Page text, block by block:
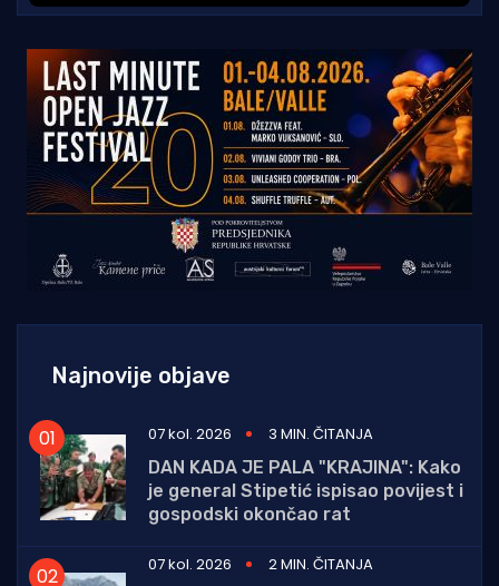
Najnovije objave
07 kol. 2026
3 MIN. ČITANJA
DAN KADA JE PALA "KRAJINA": Kako
je general Stipetić ispisao povijest i
gospodski okončao rat
07 kol. 2026
2 MIN. ČITANJA